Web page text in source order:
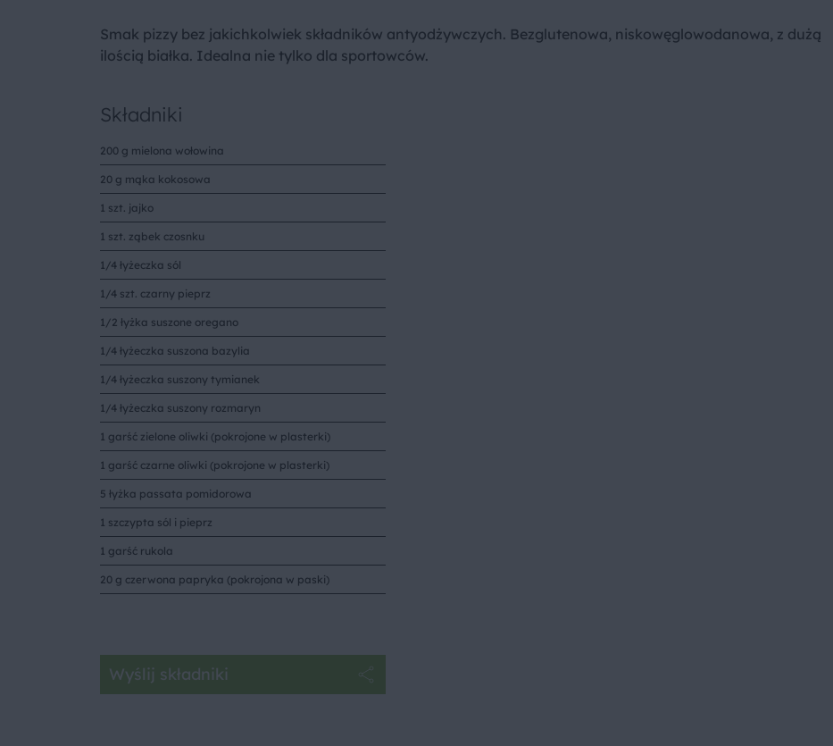
Smak pizzy bez jakichkolwiek składników antyodżywczych. Bezglutenowa, niskowęglowodanowa, z dużą
ilością białka. Idealna nie tylko dla sportowców.
Składniki
200 g mielona wołowina
20 g mąka kokosowa
1 szt. jajko
1 szt. ząbek czosnku
1/4 łyżeczka sól
1/4 szt. czarny pieprz
1/2 łyżka suszone oregano
1/4 łyżeczka suszona bazylia
1/4 łyżeczka suszony tymianek
1/4 łyżeczka suszony rozmaryn
1 garść zielone oliwki (pokrojone w plasterki)
1 garść czarne oliwki (pokrojone w plasterki)
5 łyżka passata pomidorowa
1 szczypta sól i pieprz
1 garść rukola
20 g czerwona papryka (pokrojona w paski)
Wyślij składniki